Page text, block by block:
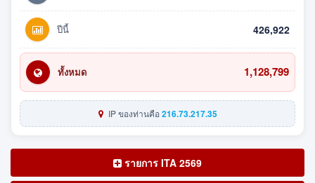
ปีนี้ 426,922
ทั้งหมด 1,128,799
IP ของท่านคือ216.73.217.35
รายการ ITA 2569